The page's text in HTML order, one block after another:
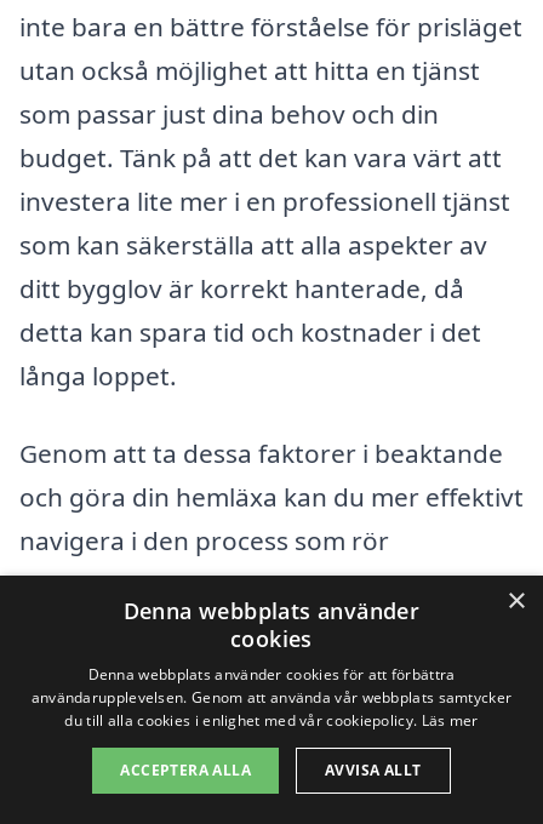
inte bara en bättre förståelse för prisläget
utan också möjlighet att hitta en tjänst
som passar just dina behov och din
budget. Tänk på att det kan vara värt att
investera lite mer i en professionell tjänst
som kan säkerställa att alla aspekter av
ditt bygglov är korrekt hanterade, då
detta kan spara tid och kostnader i det
långa loppet.
Genom att ta dessa faktorer i beaktande
och göra din hemläxa kan du mer effektivt
navigera i den process som rör
bygglovsritningar i Berg och förbereda
dig för att ta nästa steg i ditt byggprojekt.
Få 3 erbjudanden, gratis och utan
förpliktelser
×
Denna webbplats använder
cookies
Denna webbplats använder cookies för att förbättra
användarupplevelsen. Genom att använda vår webbplats samtycker
du till alla cookies i enlighet med vår cookiepolicy. Läs mer
ACCEPTERA ALLA AVVISA ALLT